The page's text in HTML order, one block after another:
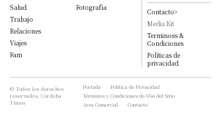
Salud
Trabajo
Relaciones
Viajes
Fam
Fotografía
Contacto>
Media Kit
Terminoss &
Condiciones
Políticas de
privacidad
© Todos los derechos
reservados, Córdoba
Times
Portada
Política de Privacidad
Términos y Condiciones de Uso del Sitio
Area Comercial
Contacto